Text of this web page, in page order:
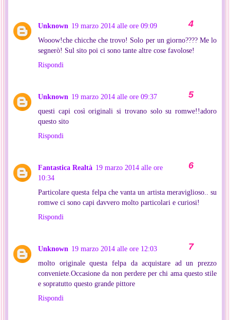
Unknown 19 marzo 2014 alle ore 09:09
Wooow!che chicche che trovo! Solo per un giorno???? Me lo
segnerò! Sul sito poi ci sono tante altre cose favolose!
Rispondi
Unknown 19 marzo 2014 alle ore 09:37
questi capi così originali si trovano solo su romwe!!adoro
questo sito
Rispondi
Fantastica Realtà 19 marzo 2014 alle ore
10:34
Particolare questa felpa che vanta un artista meraviglioso.. su
romwe ci sono capi davvero molto particolari e curiosi!
Rispondi
Unknown 19 marzo 2014 alle ore 12:03
molto originale questa felpa da acquistare ad un prezzo
conveniete.Occasione da non perdere per chi ama questo stile
e sopratutto questo grande pittore
Rispondi